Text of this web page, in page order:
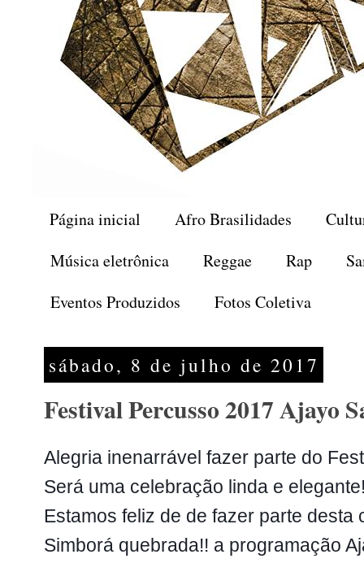
Página inicial Afro Brasilidades
Música eletrônica
Reggae Rap
Eventos Produzidos
Fotos Coletiva
sábado, 8 de julho de 2017
Festival Percusso 2017 Ajayo
Alegria inenarrável fazer parte do
Será uma celebração linda e
Estamos feliz de de fazer parte
Simborá quebrada!! a programação